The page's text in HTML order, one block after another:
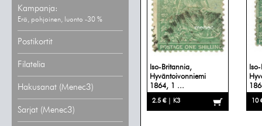
Kampanja:
Erä, pohjoinen, luonto -30 %
Postikortit
Filatelia
Hakusanat (Menec3)
Sarjat (Menec3)
Iso-Britannia,
Hyväntoivonniemi
1864, 1 ...
2.5 € | K3 10